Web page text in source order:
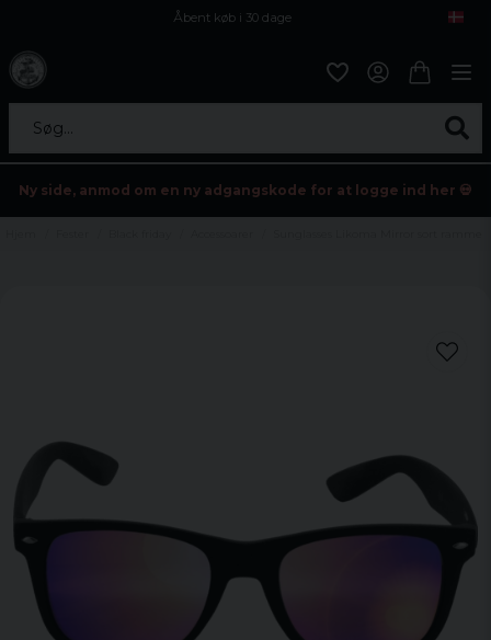
Åbent køb i 30 dage
Søg...
Ny side, anmod om en ny adgangskode for at logge ind her 💀